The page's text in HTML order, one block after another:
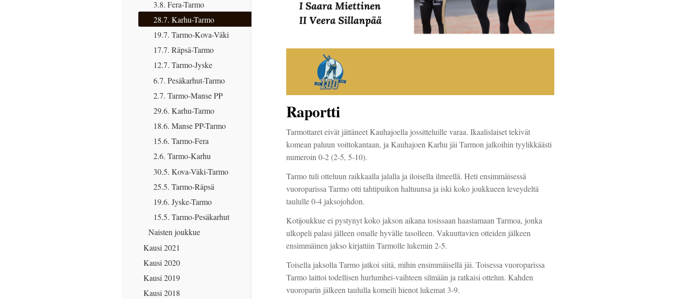
3.8. Fera-Tarmo
28.7. Karhu-Tarmo
19.7. Tarmo-Kova-Väki
17.7. Räpsä-Tarmo
12.7. Tarmo-Jyske
6.7. Pesäkarhut-Tarmo
2.7. Tarmo-Manse PP
29.6. Karhu-Tarmo
18.6. Manse PP-Tarmo
15.6. Tarmo-Fera
2.6. Tarmo-Karhu
30.5. Kova-Väki-Tarmo
25.5. Tarmo-Räpsä
19.6. Jyske-Tarmo
15.5. Tarmo-Pesäkarhut
Naisten joukkue
Kausi 2021
Kausi 2020
Kausi 2019
Kausi 2018
Raportti
Tarmottaret eivät jättäneet Kauhajoella jossitteluille varaa. Ikaalislaiset tekivät
komean paluun voittokantaan, ja Kauhajoen Karhu jäi Tarmon jalkoihin tyylikkäästi
numeroin 0-2 (2-5, 5-10).
Tarmo tuli otteluun raikkaalla jalalla ja iloisella ilmeellä. Heti ensimmäisessä
vuoroparissa Tarmo otti tahtipuikon haltuunsa ja iski koko joukkueen leveydeltä
taululle 0-4 jaksojohdon.
Kotijoukkue ei pystynyt koko jakson aikana tosissaan haastamaan Tarmoa, jonka
ulkopeli palasi jälleen omalle hyvälle tasolleen. Vakuuttavien otteiden jälkeen
ensimmäinen jakso kirjattiin Tarmolle lukemin 2-5.
Toisella jaksolla Tarmo jatkoi siitä, mihin ensimmäisellä jäi. Toisessa vuoroparissa
Tarmo laittoi todellisen hurlumhei-vaihteen silmään ja ratkaisi ottelun. Kahden
vuoroparin jälkeen taululla komeili hienot lukemat 3-9.